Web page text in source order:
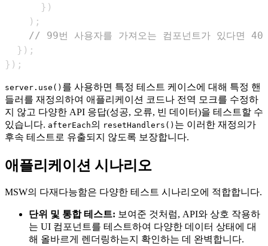
} )
) ;
// 99번 사용자를 가져오는 컴포넌트가 있다면
} ) ;
} ) ;
server.use() 를 사용하면 특정 테스트 케이스에 대해 특정 핸
들러를 재정의하여 애플리케이션 코드나 전역 모크를 수정하
지 않고 다양한 API 응답(성공, 오류, 빈 데이터)을 테스트할 수
있습니다. afterEach의 resetHandlers() 는 이러한 재정의가
후속 테스트로 유출되지 않도록 보장합니다.
애플리케이션 시나리오
MSW의 다재다능함은 다양한 테스트 시나리오에 적합합니다.
단위 및 통합 테스트: 보여준 것처럼, API와 상호 작용하
는 UI 컴포넌트를 테스트하여 다양한 데이터 상태에 대
해 올바르게 렌더링하는지 확인하는 데 완벽합니다.